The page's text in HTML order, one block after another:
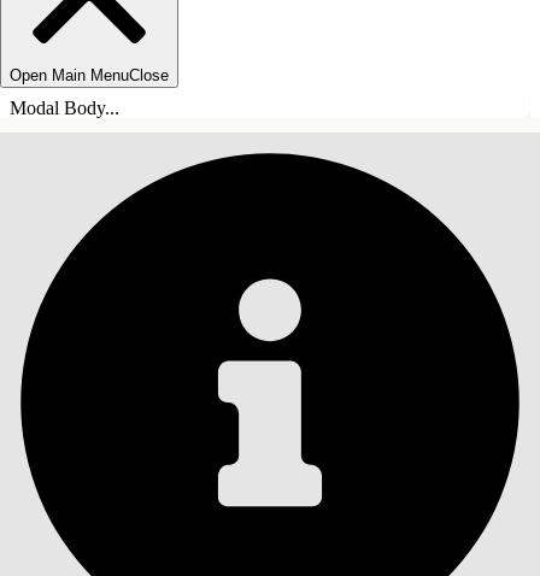
Open Main MenuClose
Modal Body...
СОДЕРЖАНИЕ